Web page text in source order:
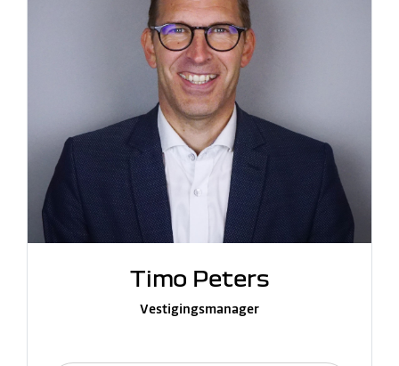
Timo Peters
Vestigingsmanager